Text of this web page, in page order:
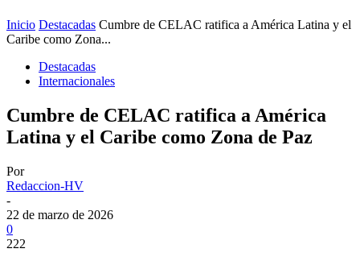
Inicio Destacadas Cumbre de CELAC ratifica a América Latina y el
Caribe como Zona...
Destacadas
Internacionales
Cumbre de CELAC ratifica a América
Latina y el Caribe como Zona de Paz
Por
Redaccion-HV
-
22 de marzo de 2026
0
222